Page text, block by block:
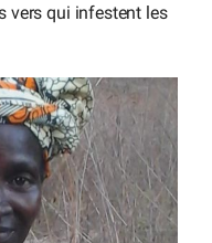
vers qui infestent les